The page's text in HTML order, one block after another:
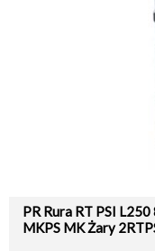
PR Rura RT PSI
MKPS MK Żary